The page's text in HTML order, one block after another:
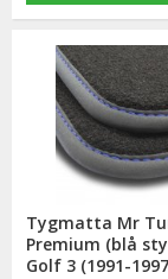
Tygmatta Mr
Premium (blå
Golf 3 (1991-